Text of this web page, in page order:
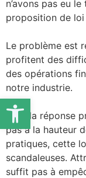
Ouvrir la
n’avons pas eu
proposition de
Le problème est
profitent des
des opérations
notre industrie.
Mais la réponse
pas à la hauteur
pratiques, cette
scandaleuses.
suffit pas à